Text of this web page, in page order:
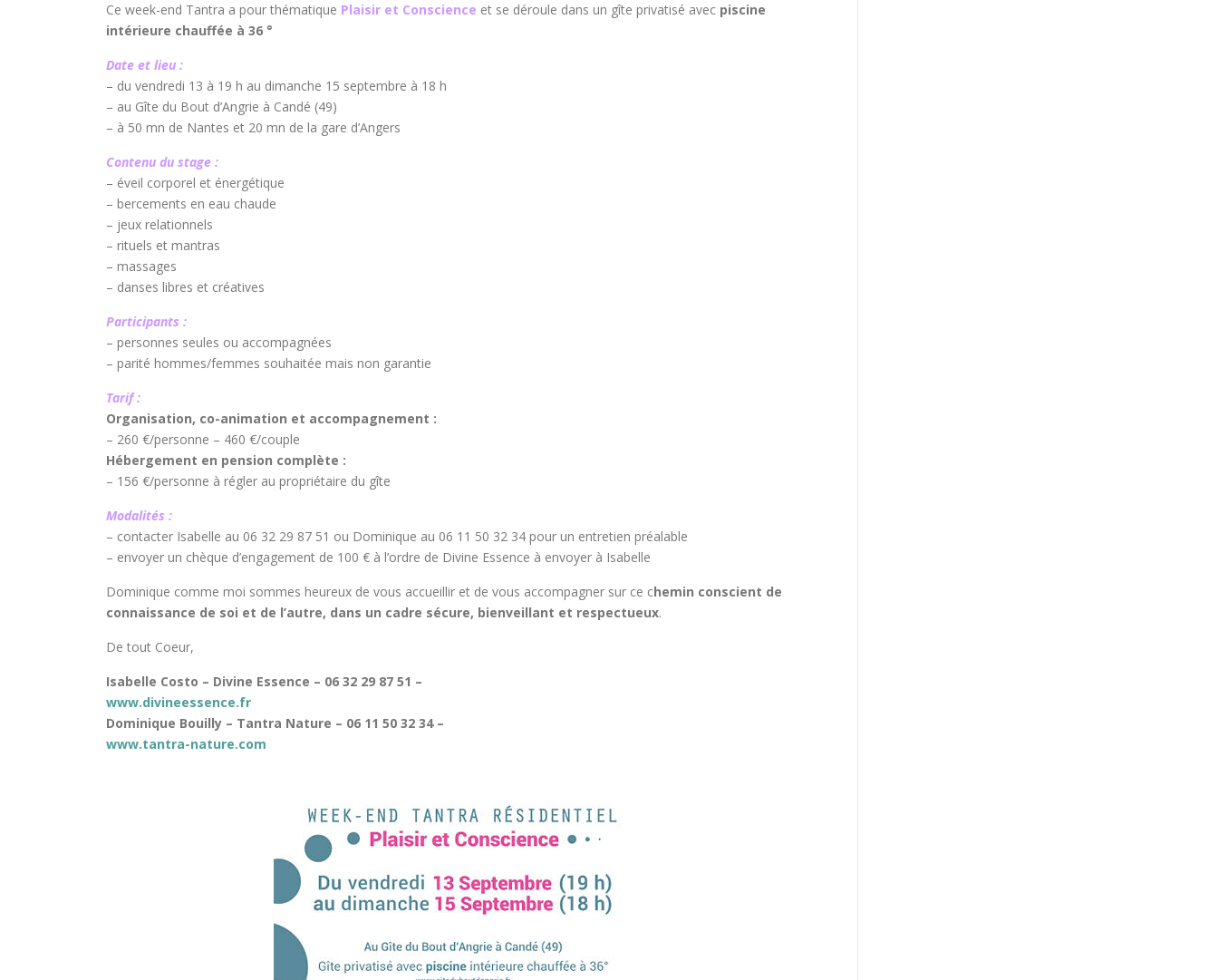
Ce week-end Tantra a pour thématique Plaisir et Conscience et se déroule dans un gîte privatisé avec piscine
intérieure chauffée à 36 °
Date et lieu :
– du vendredi 13 à 19 h au dimanche 15 septembre à 18 h
– au Gîte du Bout d’Angrie à Candé (49)
– à 50 mn de Nantes et 20 mn de la gare d’Angers
Contenu du stage :
– éveil corporel et énergétique
– bercements en eau chaude
– jeux relationnels
– rituels et mantras
– massages
– danses libres et créatives
Participants :
– personnes seules ou accompagnées
– parité hommes/femmes souhaitée mais non garantie
Tarif :
Organisation, co-animation et accompagnement :
– 260 €/personne – 460 €/couple
Hébergement en pension complète :
– 156 €/personne à régler au propriétaire du gîte
Modalités :
– contacter Isabelle au 06 32 29 87 51 ou Dominique au 06 11 50 32 34 pour un entretien préalable
– envoyer un chèque d’engagement de 100 € à l’ordre de Divine Essence à envoyer à Isabelle
Dominique comme moi sommes heureux de vous accueillir et de vous accompagner sur ce chemin conscient de
connaissance de soi et de l’autre, dans un cadre sécure, bienveillant et respectueux.
De tout Coeur,
Isabelle Costo – Divine Essence – 06 32 29 87 51 –
www.divineessence.fr
Dominique Bouilly – Tantra Nature – 06 11 50 32 34 –
www.tantra-nature.com